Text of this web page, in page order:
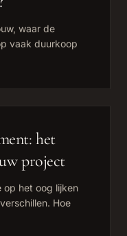
waar de
vaak duurkoop
het
project
op het oog lijken
Hoe